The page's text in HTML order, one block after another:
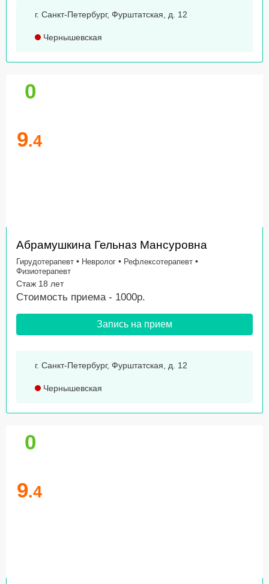
г. Санкт-Петербург, Фурштатская, д. 12
Чернышевская
0
9.4
Абрамушкина Гельназ Мансуровна
Гирудотерапевт • Невролог • Рефлексотерапевт •
Физиотерапевт
Стаж 18 лет
Стоимость приема - 1000р.
Запись на прием
г. Санкт-Петербург, Фурштатская, д. 12
Чернышевская
0
9.4